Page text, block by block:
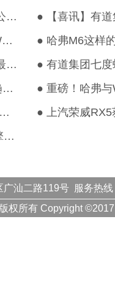
● 广东有道汽车集团股份有限公司荣登2018中国汽车经销商集团百强排...
● 长城汽车年销超107万辆，WEY大获成功，哈弗实力领跑！
● 荣威ERX5将于6月3日上市 最大续航里程超400km
● 喜报！荣威荣获“无微不智”趋势商家大奖！
● 【再树标杆】11.88万-14.68万元 全新哈弗H6潮流上市！
● 5动新生 WEY VV5s盛夏燃擎之旅一触即发
广汕二路119号 服务热线
版权所有 Copyright